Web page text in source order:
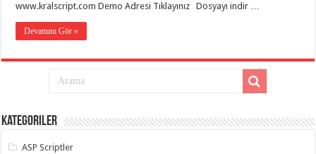
www.kralscript.com Demo Adresi Tıklayınız Dosyayı indir …
Devamını Gör »
Kategoriler
ASP Scriptler